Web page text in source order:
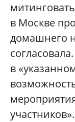
в Москве
домашнего
в